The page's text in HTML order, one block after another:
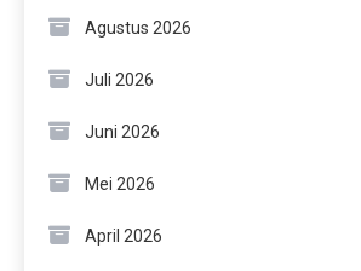
Agustus 2026
Juli 2026
Juni 2026
Mei 2026
April 2026